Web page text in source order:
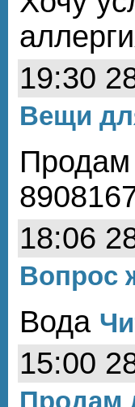
19:30
Вещи
Продам
18:06
Вопрос
Вода
15:00
Продам